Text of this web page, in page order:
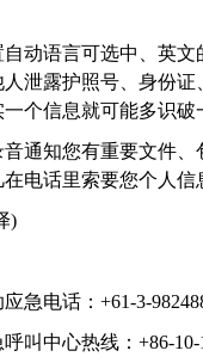
动语言可选中、英
泄露护照号、身份证
个信息就可能多识破
通知您有重要文件
电话里索要您个人信
)
电话：+61-3-
中心热线：+86-10-